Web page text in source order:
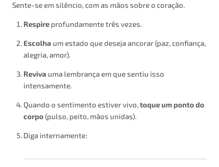
Sente-se em silêncio, com as mãos sobre o coração.
Respireprofundamente três vezes.
Escolha um estado que deseja ancorar (paz, confiança,
alegria, amor).
Reviva uma lembrança em que sentiu isso
intensamente.
Quando o sentimento estiver vivo,toque um ponto do
corpo(pulso, peito, mãos unidas).
Diga internamente: